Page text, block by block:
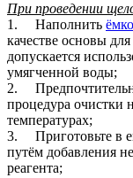
При проведении
1. Наполнить
качестве основы
допускается
умягченной воды;
2.
процедура очистки
температурах;
3. Приготовьте в
путём добавления
реагента;